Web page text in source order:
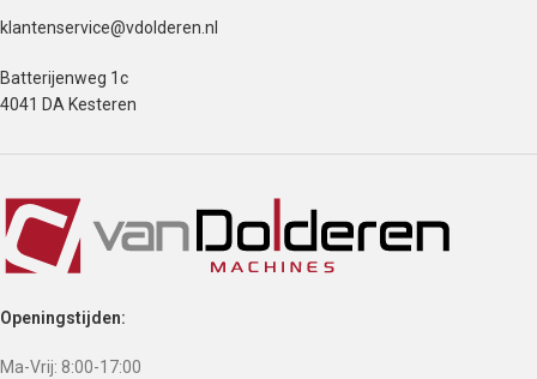
klantenservice@vdolderen.nl
Batterijenweg 1c
4041 DA Kesteren
Openingstijden:
Ma-Vrij: 8:00-17:00